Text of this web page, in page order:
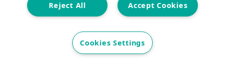
Accept Cookies
Reject All
Cookies Settings